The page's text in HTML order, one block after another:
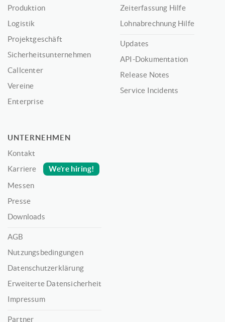
Produktion
Logistik
Projektgeschäft
Sicherheitsunternehmen
Callcenter
Vereine
Enterprise
Zeiterfassung Hilfe
Lohnabrechnung Hilfe
Updates
API-Dokumentation
Release Notes
Service Incidents
UNTERNEHMEN
Kontakt
Karriere
We’re hiring!
Messen
Presse
Downloads
AGB
Nutzungsbedingungen
Datenschutzerklärung
Erweiterte Datensicherheit
Impressum
Partner